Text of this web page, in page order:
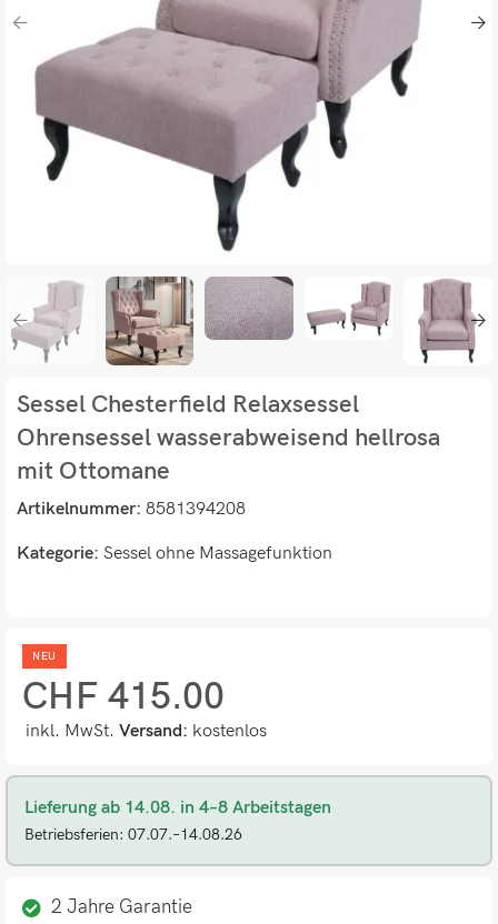
Sessel Chesterfield Relaxsessel
Ohrensessel wasserabweisend hellrosa
mit Ottomane
Artikelnummer: 8581394208
Kategorie: Sessel ohne Massagefunktion
NEU
CHF 415.00
inkl. MwSt. Versand: kostenlos
Lieferung ab 14.08. in 4–8 Arbeitstagen
Betriebsferien: 07.07.–14.08.26
2 Jahre Garantie